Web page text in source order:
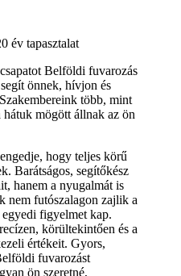
év tapasztalat
Belföldi fuvarozás
önnek, hívjon és
több, mint
hátuk mögött állnak az ön
hogy teljes körű
Barátságos, segítőkész
hanem a nyugalmát is
nem futószalagon zajlik a
figyelmet kap.
körültekintően és a
értékeit. Gyors,
fuvarozást
ön szeretné,